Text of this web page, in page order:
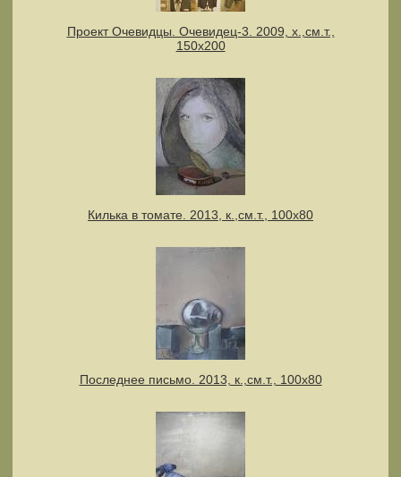
Проект Очевидцы. Очевидец-3. 2009, х.,см.т.,
150х200
Килька в томате. 2013, к.,см.т., 100х80
Последнее письмо. 2013, к.,см.т., 100х80